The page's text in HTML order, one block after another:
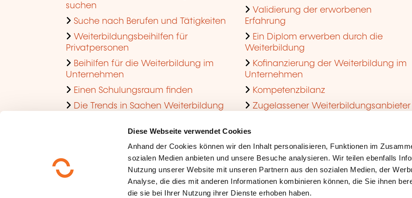
Diese Webseite verwendet Cookies
Anhand der Cookies können wir den Inhalt personalisieren, Funktionen im
sozialen Medien anbieten und unsere Besuche analysieren. Wir teilen ebenfalls
Nutzung unserer Website mit unseren Partnern aus den sozialen Medien, der
Analyse, die dies mit anderen Informationen kombinieren können, die Sie ihnen
die sie bei Ihrer Nutzung ihrer Dienste erhoben haben.
suchen
Suche nach Berufen und Tätigkeiten
Weiterbildungsbeihilfen für
Privatpersonen
Beihilfen für die Weiterbildung im
Unternehmen
Einen Schulungsraum finden
Die Trends in Sachen Weiterbildung
Validierung der erworbenen
Erfahrung
Ein Diplom erwerben durch die
Weiterbildung
Kofinanzierung der Weiterbildung im
Unternehmen
Kompetenzbilanz
Zugelassener Weiterbildungsanbieter